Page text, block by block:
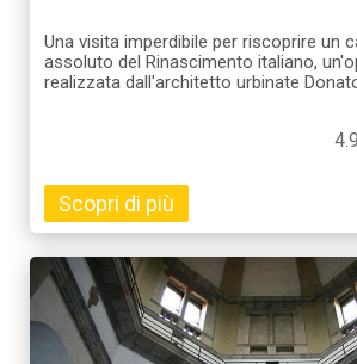
Una visita imperdibile per riscoprire un
assoluto del Rinascimento italiano,
realizzata dall'architetto urbinate
4.9
Scopri di più